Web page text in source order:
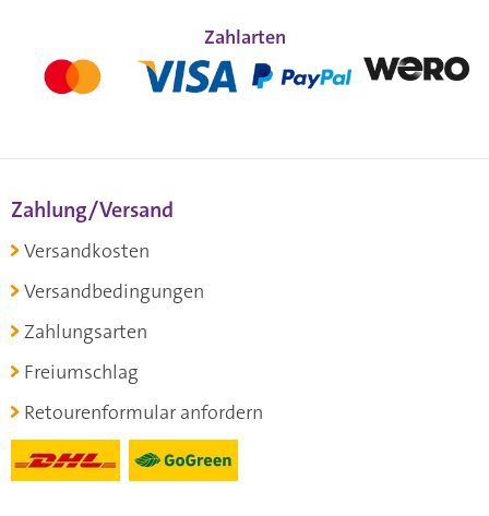
Zahlarten
Zahlung/Versand
Versandkosten
Versandbedingungen
Zahlungsarten
Freiumschlag
Retourenformular anfordern